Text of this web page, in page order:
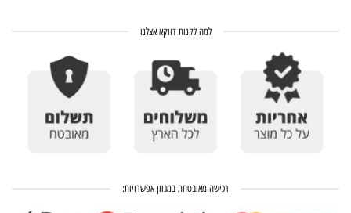
למה לקנות דווקא אצלנו
רכישה מאובטחת במגוון אפשרויות: